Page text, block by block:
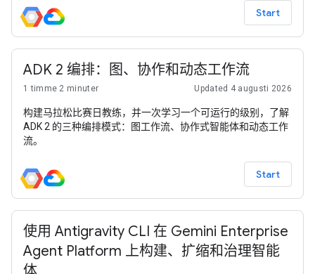
Start
ADK 2 编排：图、协作和动态工作流
1 timme 2 minuter Updated 4 augusti 2026
构建马拉松比赛日教练，并一次学习一个可运行的级别，了解
ADK 2 的三种编排模式：图工作流、协作式智能体和动态工作
流。
Start
使用 Antigravity CLI 在 Gemini Enterprise
Agent Platform 上构建、扩缩和治理智能